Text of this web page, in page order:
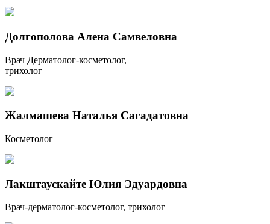
Долгополова Алена Самвеловна
Врач Дерматолог-косметолог,
трихолог
Жалмашева Наталья Сагадатовна
Косметолог
Лакштаускайте Юлия Эдуардовна
Врач-дерматолог-косметолог, трихолог